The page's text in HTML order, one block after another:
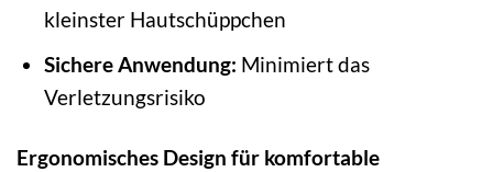
kleinster Hautschüppchen
Sichere Anwendung: Minimiert das
Verletzungsrisiko
Ergonomisches Design für komfortable